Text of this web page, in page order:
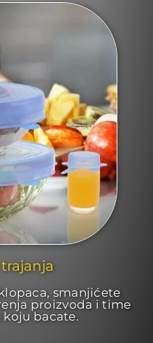
smanjićete
proizvoda i time
koju bacate.